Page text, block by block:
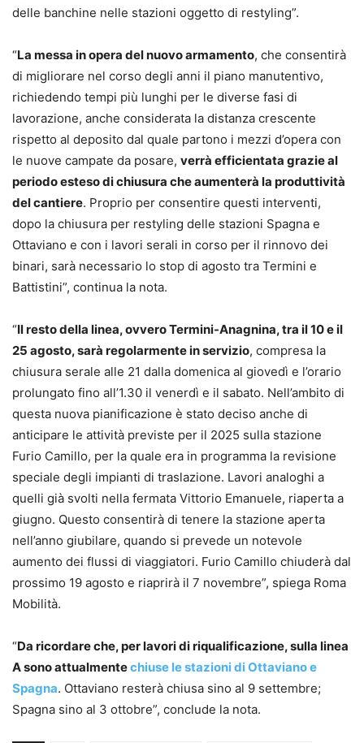
delle banchine nelle stazioni oggetto di restyling”.
“La messa in opera del nuovo armamento, che consentirà
di migliorare nel corso degli anni il piano manutentivo,
richiedendo tempi più lunghi per le diverse fasi di
lavorazione, anche considerata la distanza crescente
rispetto al deposito dal quale partono i mezzi d’opera con
le nuove campate da posare, verrà efficientata grazie al
periodo esteso di chiusura che aumenterà la produttività
del cantiere. Proprio per consentire questi interventi,
dopo la chiusura per restyling delle stazioni Spagna e
Ottaviano e con i lavori serali in corso per il rinnovo dei
binari, sarà necessario lo stop di agosto tra Termini e
Battistini”, continua la nota.
“Il resto della linea, ovvero Termini-Anagnina, tra il 10 e il
25 agosto, sarà regolarmente in servizio, compresa la
chiusura serale alle 21 dalla domenica al giovedì e l’orario
prolungato fino all’1.30 il venerdì e il sabato. Nell’ambito di
questa nuova pianificazione è stato deciso anche di
anticipare le attività previste per il 2025 sulla stazione
Furio Camillo, per la quale era in programma la revisione
speciale degli impianti di traslazione. Lavori analoghi a
quelli già svolti nella fermata Vittorio Emanuele, riaperta a
giugno. Questo consentirà di tenere la stazione aperta
nell’anno giubilare, quando si prevede un notevole
aumento dei flussi di viaggiatori. Furio Camillo chiuderà dal
prossimo 19 agosto e riaprirà il 7 novembre”, spiega Roma
Mobilità.
“Da ricordare che, per lavori di riqualificazione, sulla linea
A sono attualmentechiuse le stazioni di Ottaviano e
Spagna. Ottaviano resterà chiusa sino al 9 settembre;
Spagna sino al 3 ottobre”, conclude la nota.